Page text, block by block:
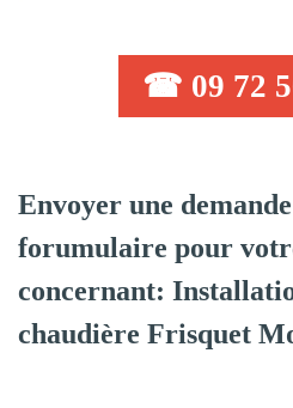
☎ 09 72
Envoyer une
forumulaire pour
concernant:
chaudière Frisquet